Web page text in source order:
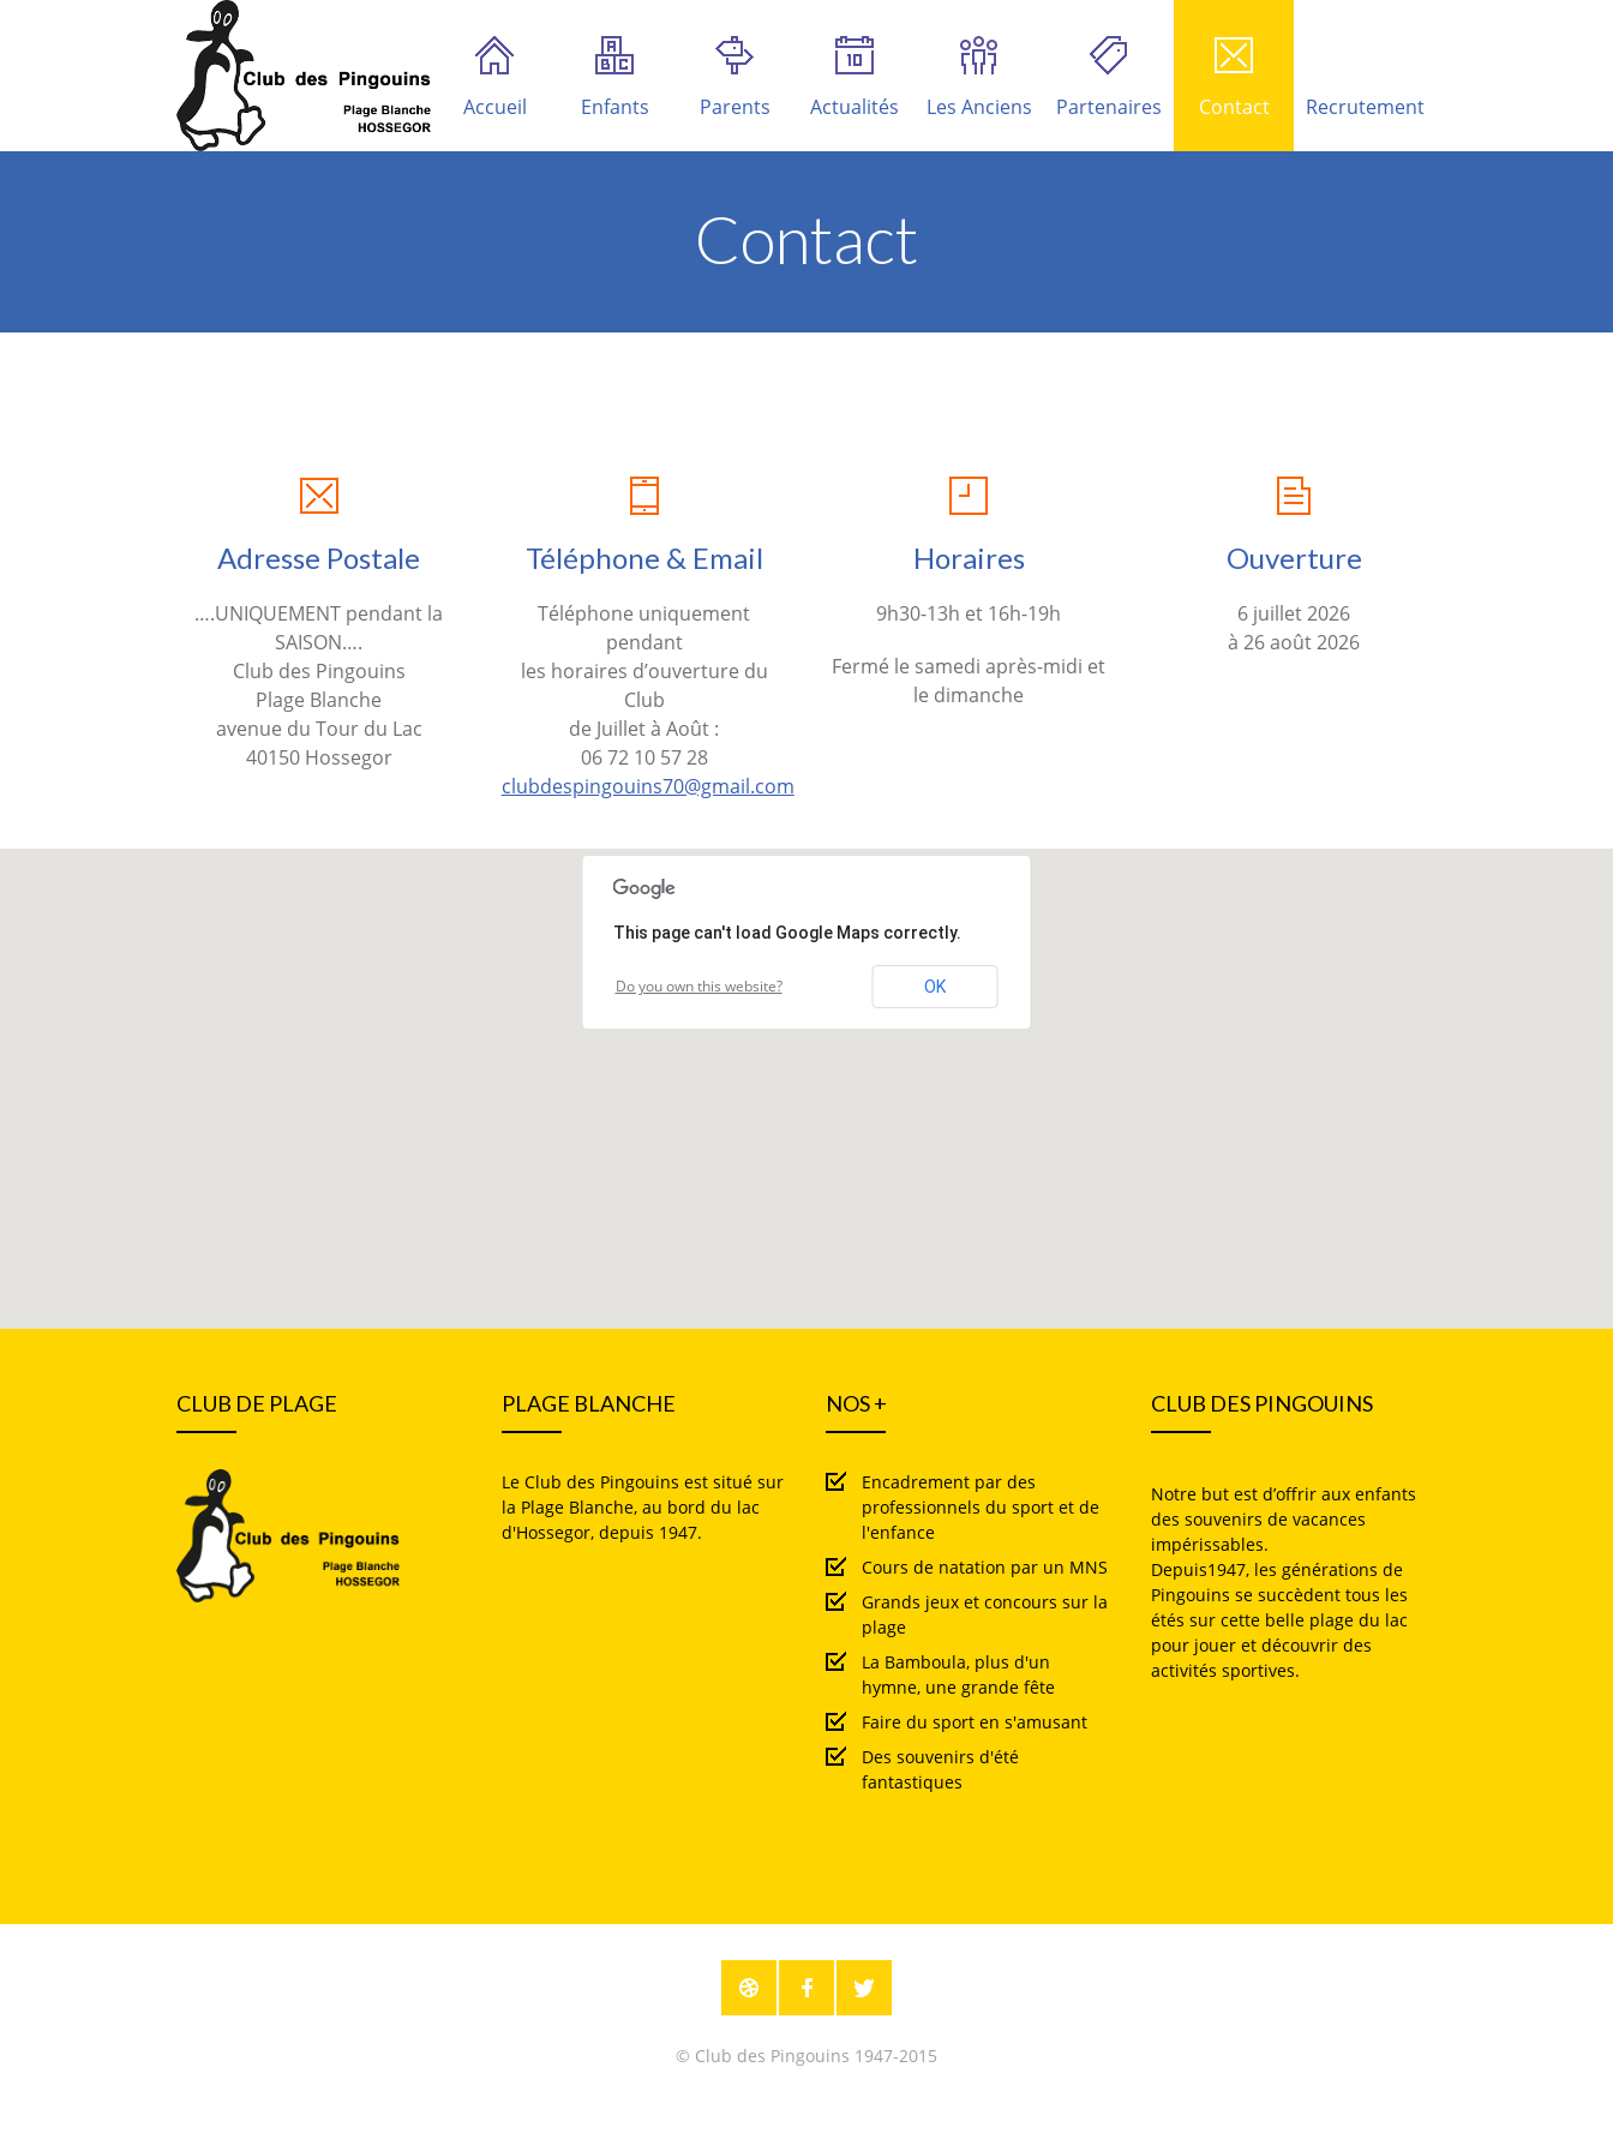
Accueil Enfants Parents Actualités Les Anciens Partenaires Contact Recrutement
Contact
Adresse Postale
….UNIQUEMENT pendant la
SAISON….
Club des Pingouins
Plage Blanche
avenue du Tour du Lac
40150 Hossegor
Téléphone & Email
Téléphone uniquement
pendant
les horaires d’ouverture du
Club
de Juillet à Août :
06 72 10 57 28
clubdespingouins70@gmail.com
Horaires
9h30-13h et 16h-19h
Fermé le samedi après-midi et
le dimanche
Ouverture
6 juillet 2026
à 26 août 2026
This page can't load Google Maps correctly.
Do you own this website? OK
CLUB DE PLAGE PLAGE BLANCHE
Le Club des Pingouins est situé sur
la Plage Blanche, au bord du lac
d'Hossegor, depuis 1947.
NOS +
Encadrement par des
professionnels du sport et de
l'enfance
Cours de natation par un MNS
Grands jeux et concours sur la
plage
La Bamboula, plus d'un
hymne, une grande fête
Faire du sport en s'amusant
Des souvenirs d'été
fantastiques
CLUB DES PINGOUINS
Notre but est d’offrir aux enfants
des souvenirs de vacances
impérissables.
Depuis1947, les générations de
Pingouins se succèdent tous les
étés sur cette belle plage du lac
pour jouer et découvrir des
activités sportives.
© Club des Pingouins 1947-2015